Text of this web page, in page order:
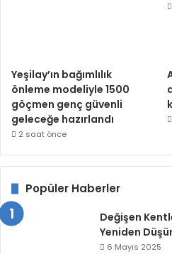
Yeşilay’ın bağımlılık
önleme modeliyle 1500
göçmen genç güvenli
geleceğe hazırlandı
2 saat önce
Popüler Haberler
Değişen
Yeniden
6 Mayıs 2025